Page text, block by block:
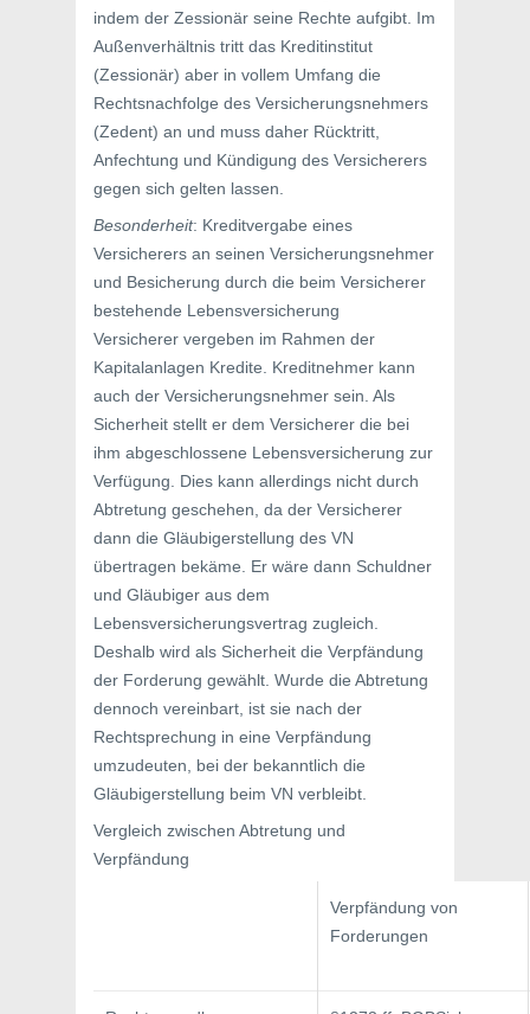
indem der Zessionär seine Rechte aufgibt. Im
Außenverhältnis tritt das Kreditinstitut
(Zessionär) aber in vollem Umfang die
Rechtsnachfolge des Versicherungsnehmers
(Zedent) an und muss daher Rücktritt,
Anfechtung und Kündigung des Versicherers
gegen sich gelten lassen.
Besonderheit: Kreditvergabe eines
Versicherers an seinen Versicherungsnehmer
und Besicherung durch die beim Versicherer
bestehende Lebensversicherung
Versicherer vergeben im Rahmen der
Kapitalanlagen Kredite. Kreditnehmer kann
auch der Versicherungsnehmer sein. Als
Sicherheit stellt er dem Versicherer die bei
ihm abgeschlossene Lebensversicherung zur
Verfügung. Dies kann allerdings nicht durch
Abtretung geschehen, da der Versicherer
dann die Gläubigerstellung des VN
übertragen bekäme. Er wäre dann Schuldner
und Gläubiger aus dem
Lebensversicherungsvertrag zugleich.
Deshalb wird als Sicherheit die Verpfändung
der Forderung gewählt. Wurde die Abtretung
dennoch vereinbart, ist sie nach der
Rechtsprechung in eine Verpfändung
umzudeuten, bei der bekanntlich die
Gläubigerstellung beim VN verbleibt.
Vergleich zwischen Abtretung und
Verpfändung
Verpfändung von
Forderungen